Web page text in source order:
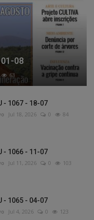
01-08
63
- 1067 - 18-07
Jul 18, 2026 0 84
- 1066 - 11-07
Jul 11, 2026 0 103
- 1065 - 04-07
Jul 4, 2026 0 123